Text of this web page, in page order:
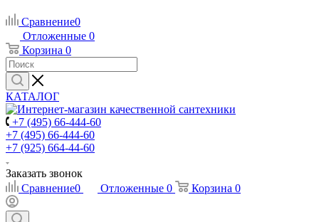
Сравнение0
Отложенные 0
Корзина 0
КАТАЛОГ
+7 (495) 66-444-60
+7 (495) 66-444-60
+7 (925) 664-44-60
Заказать звонок
Сравнение0 Отложенные 0 Корзина 0